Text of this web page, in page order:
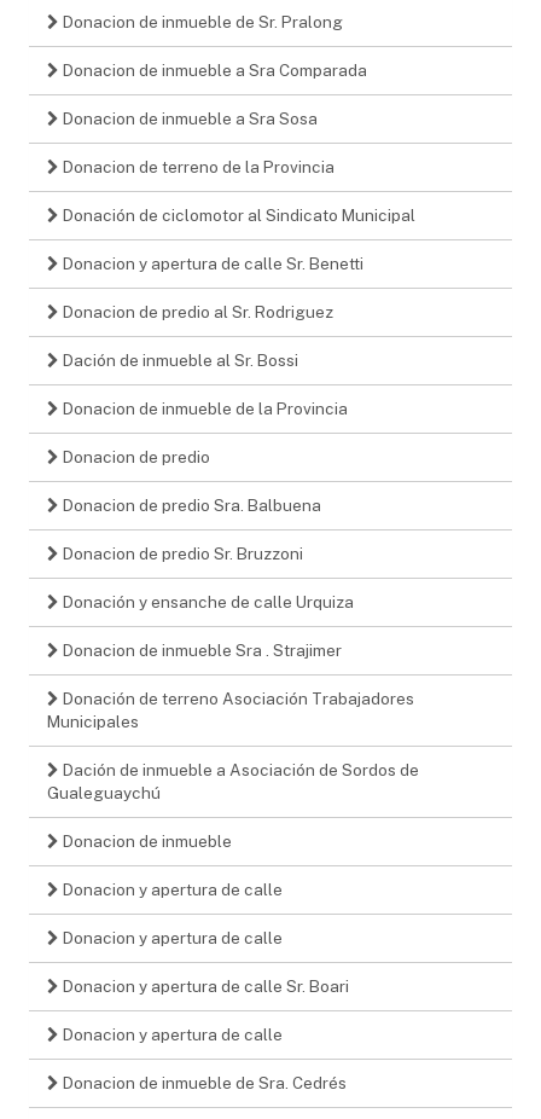
Donacion de inmueble de Sr. Pralong
Donacion de inmueble a Sra Comparada
Donacion de inmueble a Sra Sosa
Donacion de terreno de la Provincia
Donación de ciclomotor al Sindicato Municipal
Donacion y apertura de calle Sr. Benetti
Donacion de predio al Sr. Rodriguez
Dación de inmueble al Sr. Bossi
Donacion de inmueble de la Provincia
Donacion de predio
Donacion de predio Sra. Balbuena
Donacion de predio Sr. Bruzzoni
Donación y ensanche de calle Urquiza
Donacion de inmueble Sra . Strajimer
Donación de terreno Asociación Trabajadores
Municipales
Dación de inmueble a Asociación de Sordos de
Gualeguaychú
Donacion de inmueble
Donacion y apertura de calle
Donacion y apertura de calle
Donacion y apertura de calle Sr. Boari
Donacion y apertura de calle
Donacion de inmueble de Sra. Cedrés